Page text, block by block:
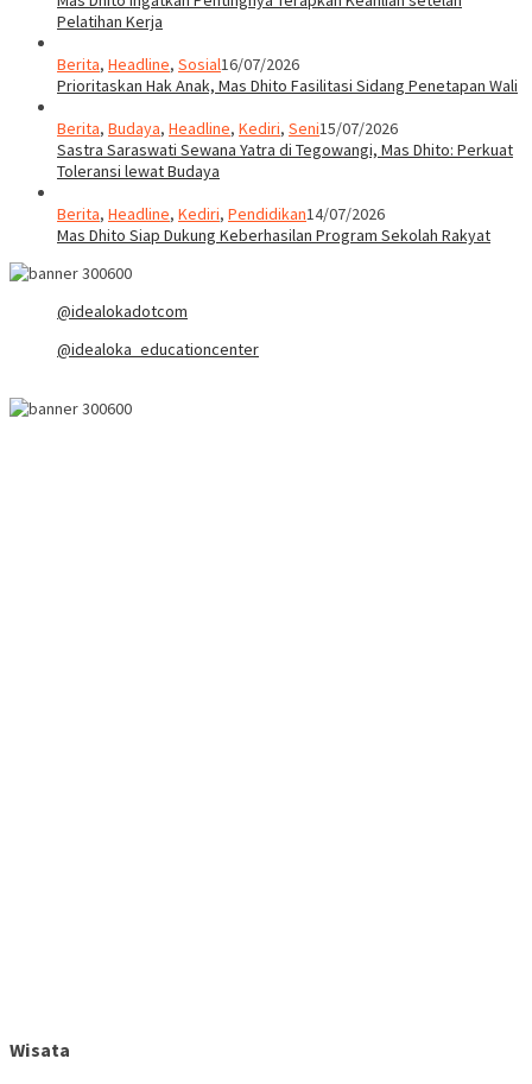
Pelatihan Kerja
Berita, Headline, Sosial16/07/2026
Prioritaskan Hak Anak, Mas Dhito Fasilitasi Sidang Penetapan Wali
Berita, Budaya, Headline, Kediri, Seni15/07/2026
Sastra Saraswati Sewana Yatra di Tegowangi, Mas Dhito: Perkuat
Toleransi lewat Budaya
Berita, Headline, Kediri, Pendidikan14/07/2026
Mas Dhito Siap Dukung Keberhasilan Program Sekolah Rakyat
@idealokadotcom
@idealoka_educationcenter
Wisata